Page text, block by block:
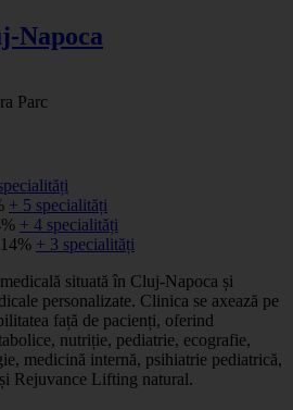
Napoca
Parc
+ 5 specialități
+ 4 specialități
+ 3 specialități
situată în Cluj-Napoca și
personalizate. Clinica se axează pe
față de pacienți, oferind
nutriție, pediatrie, ecografie,
medicină internă, psihiatrie pediatrică,
Rejuvance Lifting natural.